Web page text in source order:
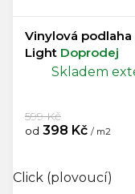
Vinylová podlaha
Light Doprodej
Skladem
od 398 Kč / m2
599 Kč
Click (plovoucí)